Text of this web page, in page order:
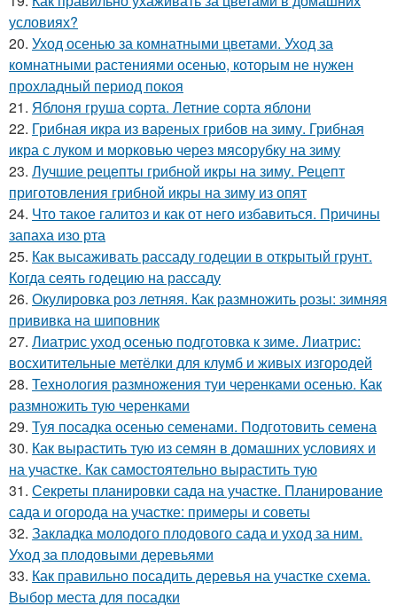
условиях?
20. Уход осенью за комнатными цветами. Уход за
комнатными растениями осенью, которым не нужен
прохладный период покоя
21. Яблоня груша сорта. Летние сорта яблони
22. Грибная икра из вареных грибов на зиму. Грибная
икра с луком и морковью через мясорубку на зиму
23. Лучшие рецепты грибной икры на зиму. Рецепт
приготовления грибной икры на зиму из опят
24. Что такое галитоз и как от него избавиться. Причины
запаха изо рта
25. Как высаживать рассаду годеции в открытый грунт.
Когда сеять годецию на рассаду
26. Окулировка роз летняя. Как размножить розы: зимняя
прививка на шиповник
27. Лиатрис уход осенью подготовка к зиме. Лиатрис:
восхитительные метёлки для клумб и живых изгородей
28. Технология размножения туи черенками осенью. Как
размножить тую черенками
29. Туя посадка осенью семенами. Подготовить семена
30. Как вырастить тую из семян в домашних условиях и
на участке. Как самостоятельно вырастить тую
31. Секреты планировки сада на участке. Планирование
сада и огорода на участке: примеры и советы
32. Закладка молодого плодового сада и уход за ним.
Уход за плодовыми деревьями
33. Как правильно посадить деревья на участке схема.
Выбор места для посадки